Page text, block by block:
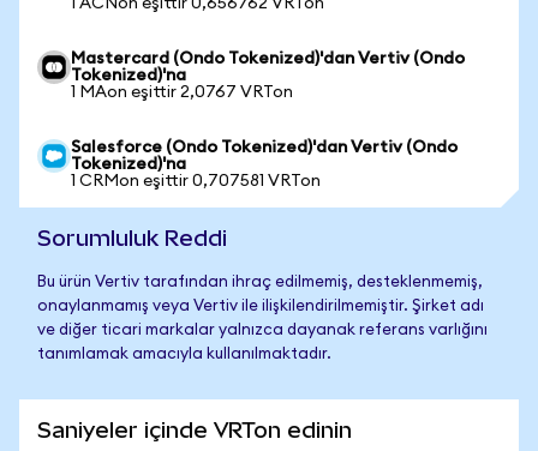
1 ACNon eşittir 0,656762 VRTon
Mastercard (Ondo Tokenized)'dan Vertiv (Ondo
Tokenized)'na
1 MAon eşittir 2,0767 VRTon
Salesforce (Ondo Tokenized)'dan Vertiv (Ondo
Tokenized)'na
1 CRMon eşittir 0,707581 VRTon
Sorumluluk Reddi
Bu ürün Vertiv tarafından ihraç edilmemiş, desteklenmemiş,
onaylanmamış veya Vertiv ile ilişkilendirilmemiştir. Şirket adı
ve diğer ticari markalar yalnızca dayanak referans varlığını
tanımlamak amacıyla kullanılmaktadır.
Saniyeler içinde VRTon edinin